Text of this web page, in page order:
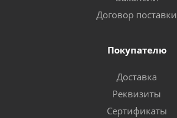
Договор поставки
Покупателю
Доставка
Реквизиты
Сертификаты